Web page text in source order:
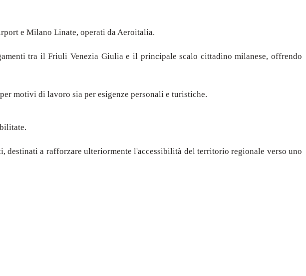
e Milano Linate, operati da Aeroitalia.
tra il Friuli Venezia Giulia e il principale scalo cittadino milanese, offrendo
motivi di lavoro sia per esigenze personali e turistiche.
destinati a rafforzare ulteriormente l'accessibilità del territorio regionale verso uno